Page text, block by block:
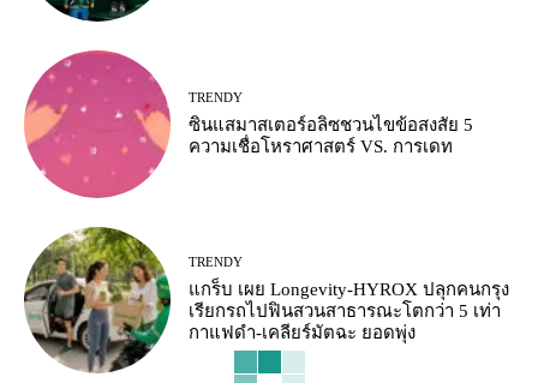
TRENDY
ซินแสมาสเตอร์อลิซชวนไขข้อสงสัย 5
ความเชื่อโหราศาสตร์ VS. การเดท
TRENDY
แกร็บ เผย Longevity-HYROX ปลุกคนกรุง
เรียกรถไปฟินสวนสาธารณะโตกว่า 5 เท่า
กาแฟดำ-เคลียร์มัตฉะ ยอดพุ่ง